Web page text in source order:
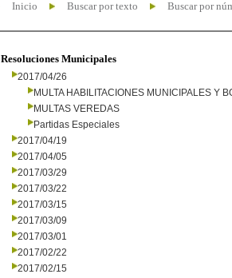
Inicio Buscar por texto Buscar por
Resoluciones Municipales
2017/04/26
MULTA HABILITACIONES MUNICIPALES Y
MULTAS VEREDAS
Partidas Especiales
2017/04/19
2017/04/05
2017/03/29
2017/03/22
2017/03/15
2017/03/09
2017/03/01
2017/02/22
2017/02/15